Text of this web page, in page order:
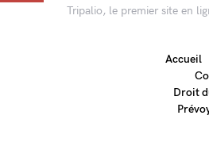
Tripalio, le premier site en
Accueil
Droit